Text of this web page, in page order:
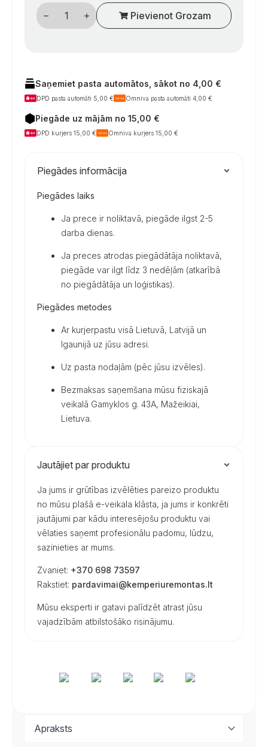
Dujų
alkūnė
daudzums
Pievienot Grozam
Saņemiet pasta automātos, sākot no 4,00 €
DPD pasta automāti 5,00 € Omniva pasta automāti 4,00 €
Piegāde uz mājām no 15,00 €
DPD kurjers 15,00 € Omniva kurjers 15,00 €
Piegādes informācija
Piegādes laiks
Ja prece ir noliktavā, piegāde ilgst 2-5
darba dienas.
Ja preces atrodas piegādātāja noliktavā,
piegāde var ilgt līdz 3 nedēļām (atkarībā
no piegādātāja un loģistikas).
Piegādes metodes
Ar kurjerpastu visā Lietuvā, Latvijā un
Igaunijā uz jūsu adresi.
Uz pasta nodaļām (pēc jūsu izvēles).
Bezmaksas saņemšana mūsu fiziskajā
veikalā Gamyklos g. 43A, Mažeikiai,
Lietuva.
Jautājiet par produktu
Ja jums ir grūtības izvēlēties pareizo produktu
no mūsu plašā e-veikala klāsta, ja jums ir konkrēti
jautājumi par kādu interesējošu produktu vai
vēlaties saņemt profesionālu padomu, lūdzu,
sazinieties ar mums.
Zvaniet: +370 698 73597
Rakstiet: pardavimai@kemperiuremontas.lt
Mūsu eksperti ir gatavi palīdzēt atrast jūsu
vajadzībām atbilstošāko risinājumu.